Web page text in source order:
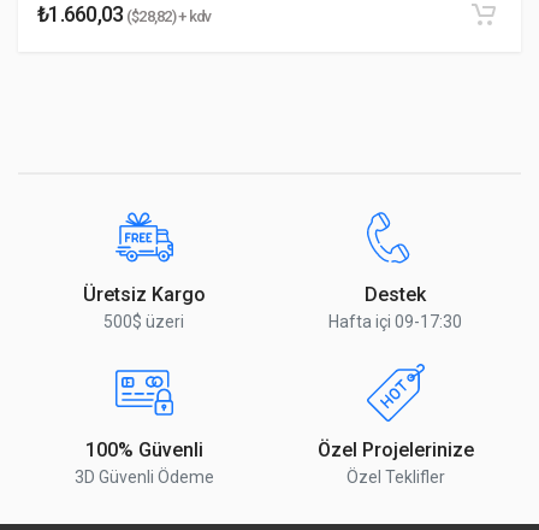
₺1.660,03 ($28,82) + kdv
Üretsiz Kargo
500$ üzeri
Destek
Hafta içi 09-17:30
100% Güvenli
3D Güvenli Ödeme
Özel Projelerinize
Özel Teklifler